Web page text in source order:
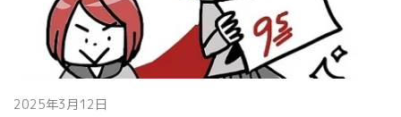
2025年3月12日